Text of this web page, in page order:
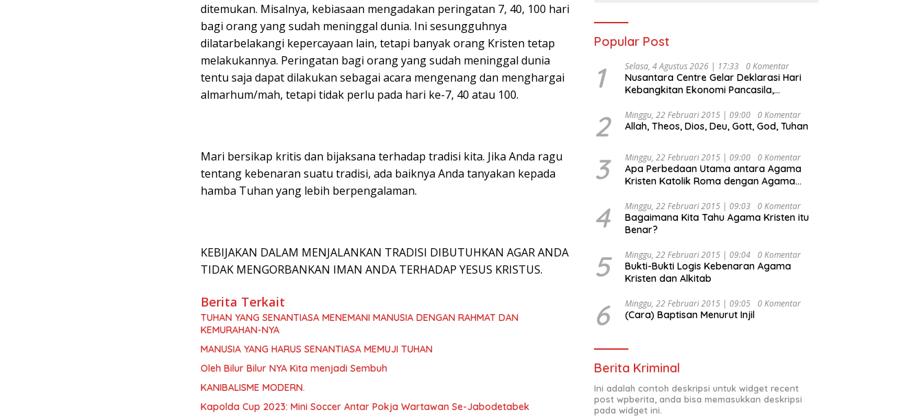
ditemukan. Misalnya, kebiasaan mengadakan peringatan 7, 40, 100 hari
bagi orang yang sudah meninggal dunia. Ini sesungguhnya
dilatarbelakangi kepercayaan lain, tetapi banyak orang Kristen tetap
melakukannya. Peringatan bagi orang yang sudah meninggal dunia
tentu saja dapat dilakukan sebagai acara mengenang dan menghargai
almarhum/mah, tetapi tidak perlu pada hari ke-7, 40 atau 100.
Mari bersikap kritis dan bijaksana terhadap tradisi kita. Jika Anda ragu
tentang kebenaran suatu tradisi, ada baiknya Anda tanyakan kepada
hamba Tuhan yang lebih berpengalaman.
KEBIJAKAN DALAM MENJALANKAN TRADISI DIBUTUHKAN AGAR ANDA
TIDAK MENGORBANKAN IMAN ANDA TERHADAP YESUS KRISTUS.
Berita Terkait
TUHAN YANG SENANTIASA MENEMANI MANUSIA DENGAN RAHMAT DAN
KEMURAHAN-NYA
MANUSIA YANG HARUS SENANTIASA MEMUJI TUHAN
Oleh Bilur Bilur NYA Kita menjadi Sembuh
KANIBALISME MODERN.
Kapolda Cup 2023: Mini Soccer Antar Pokja Wartawan Se-Jabodetabek
Popular Post
1 Selasa, 4 Agustus 2026 | 17:33 0 Komentar
Nusantara Centre Gelar Deklarasi Hari
Kebangkitan Ekonomi Pancasila,
Djojohadikusumo Anti Penjajahan
(Pergolakan Ekonomi Politik Indonesia) &
Undang Perekonomian Nasional dan
Kesejahteraan Sosial dalam Menata
Bangsa Menuju Indonesia Emas 2045”,
2 Minggu, 22 Februari 2015 | 09:00 0 Komentar
Allah, Theos, Dios, Deu, Gott, God, Tuhan
3 Minggu, 22 Februari 2015 | 09:00 0 Komentar
Apa Perbedaan Utama antara Agama
Kristen Katolik Roma dengan Agama
4 Minggu, 22 Februari 2015 | 09:03 0 Komentar
Bagaimana Kita Tahu Agama Kristen itu
Benar?
5 Minggu, 22 Februari 2015 | 09:04 0 Komentar
Bukti-Bukti Logis Kebenaran Agama
Kristen dan Alkitab
6 Minggu, 22 Februari 2015 | 09:05 0 Komentar
(Cara) Baptisan Menurut Injil
Berita Kriminal
Ini adalah contoh deskripsi untuk widget recent
post wpberita, anda bisa memasukkan deskripsi
pada widget ini.